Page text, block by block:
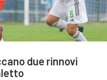
due rinnovi